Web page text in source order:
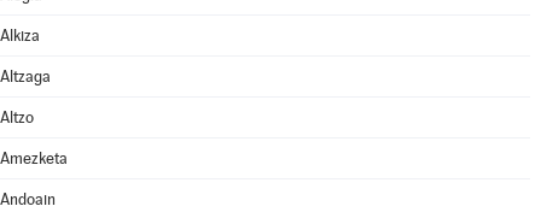
Alkiza
Altzaga
Altzo
Amezketa
Andoain